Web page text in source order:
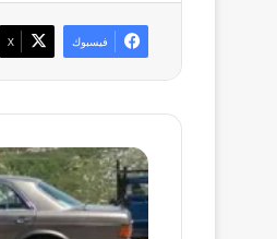
فيسبوك ‫X
ا
ص
ط
د